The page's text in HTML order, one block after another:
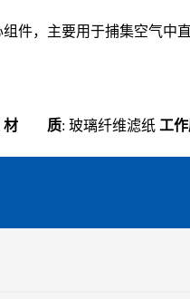
件，主要用于捕集空气中
材 质: 玻璃纤维滤纸 工